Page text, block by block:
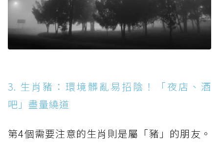
3. 生肖豬：環境髒亂易招陰！「夜店、酒
吧」盡量繞道
第4個需要注意的生肖則是屬「豬」的朋友。